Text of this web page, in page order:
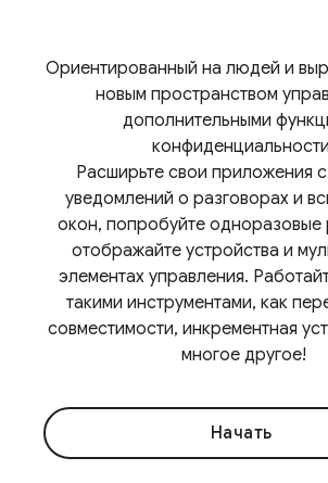
Ориентированный на людей и
новым пространством
дополнительными
Расширьте свои приложения
уведомлений о разговорах и
окон, попробуйте одноразовые
отображайте устройства и
элементах управления.
такими инструментами, как
совместимости, инкрементная
многое другое!
Начать